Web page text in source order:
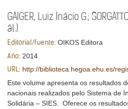
GAIGER, Luiz Inácio G.;
ál.)
Editorial/fuente: OIKOS Editora
Año: 2014
URL: http://biblioteca.hegoa.ehu.es/
Este volume apresenta os resultados
nacionais realizados pelo Sistema de
Solidária – SIES. Oferece os